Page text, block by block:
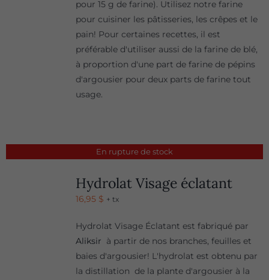
pour 15 g de farine). Utilisez notre farine
pour cuisiner les pâtisseries, les crêpes et le
pain! Pour certaines recettes, il est
préférable d'utiliser aussi de la farine de blé,
à proportion d'une part de farine de pépins
d'argousier pour deux parts de farine tout
usage.
En rupture de stock
Hydrolat Visage éclatant
16,95 $ + tx
Hydrolat Visage Éclatant est fabriqué par
Aliksir à partir de nos branches, feuilles et
baies d'argousier! L'hydrolat est obtenu par
la distillation de la plante d'argousier à la